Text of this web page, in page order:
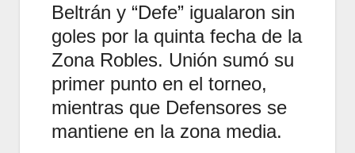
Beltrán y “Defe” igualaron sin
goles por la quinta fecha de la
Zona Robles. Unión sumó su
primer punto en el torneo,
mientras que Defensores se
mantiene en la zona media.